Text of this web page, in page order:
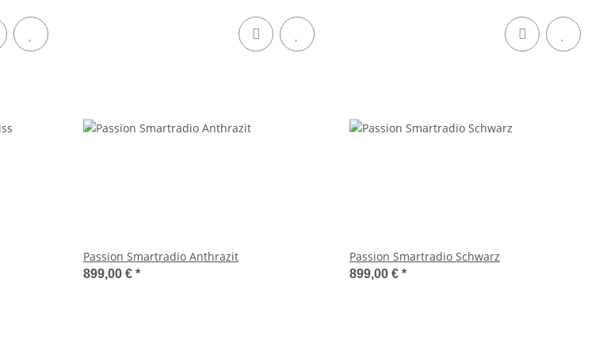
Passion Smartradio Anthrazit
899,00 € *
Passion Smartradio Schwarz
899,00 € *